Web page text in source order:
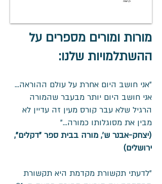
מורות ומורים מספרים על
ההשתלמויות שלנו:
"אני חושב היום אחרת על עולם ההוראה...
אני חושב היום יותר מבעבר שהמורה
הרגיל שלא עבר קורס מעין זה עדיין לא
מבין את מסוגלותו כמורה..."
(יצחק-אבנר ש', מורה בבית ספר "דקלים",
ירושלים)
"לדעתי תקשורת מקדמת היא תקשורת